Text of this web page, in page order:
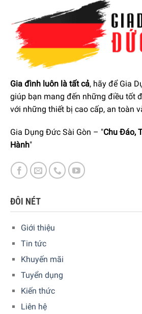
dàng hơn mà không cần khom cúi
Vớidung tích 410 lítrộng rãi, tủ đáp
trữ của cả gia đình, cho phép bảo
ngon trong thời gian dài.
khả năng chống bám dấu vân tay,
sạch sẽ và sáng bóng.
Thông số lắp đặt
Tủ lạnh Liebherr 410 lít CBNsdh
NoFrost có kích thước
67,5 cm tạo nên một không gian bếp
mỹ.
Gia đình luôn là tất cả, hãy để Gia
giúp bạn mang đến những điều tốt
với những thiết bị cao cấp, an toàn
Gia Dụng Đức Sài Gòn – "Chu Đáo,
Hành"
ĐÔI NÉT
Giới thiệu
Tin tức
Khuyến mãi
Tuyển dụng
Kiến thức
Liên hệ